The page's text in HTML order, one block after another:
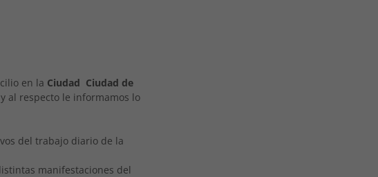
en la Ciudad Ciudad de
al respecto le informamos lo
del trabajo diario de la
manifestaciones del